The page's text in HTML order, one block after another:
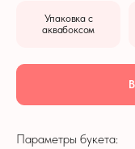
Упаковка с
аквабоксом
Параметры букета:
НЕ